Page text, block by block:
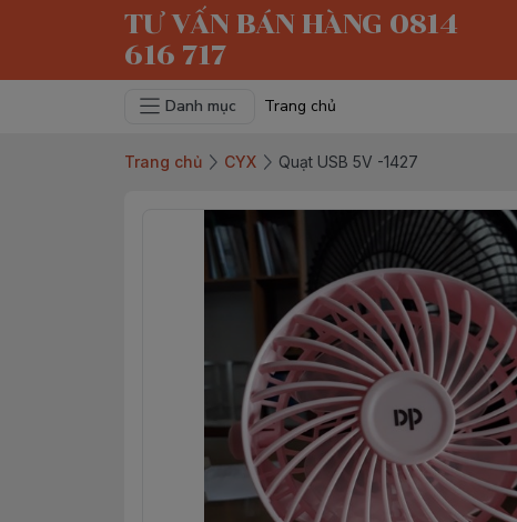
TƯ VẤN BÁN HÀNG 0814
616 717
Danh mục Trang chủ
Trang chủ CYX Quạt USB 5V -1427